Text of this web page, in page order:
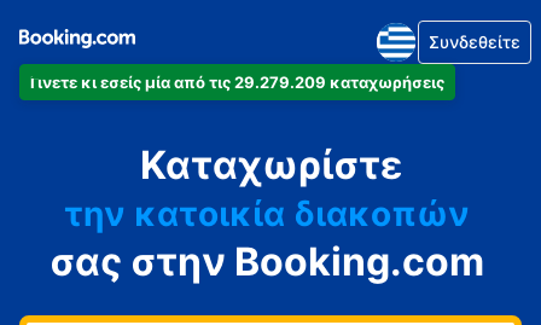
Γίνετε κι εσείς μία από τις 29.279.209 καταχωρήσεις
Συνδεθείτε
Καταχωρίστε
το ξενοδοχείο
την κατοικία διακοπών
τον ξενώνα
τη βίλα
σας στην Booking.com